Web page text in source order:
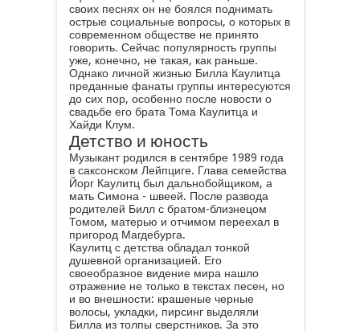
своих песнях он не боялся поднимать
острые социальные вопросы, о которых в
современном обществе не принято
говорить. Сейчас популярность группы
уже, конечно, не такая, как раньше.
Однако личной жизнью Билла Каулитца
преданные фанаты группы интересуются
до сих пор, особенно после новости о
свадьбе его брата Тома Каулитца и
Хайди Клум.
Детство и юность
Музыкант родился в сентябре 1989 года
в саксонском Лейпциге. Глава семейства
Йорг Каулитц был дальнобойщиком, а
мать Симона - швеей. После развода
родителей Билл с братом-близнецом
Томом, матерью и отчимом переехал в
пригород Магдебурга.
Каулитц с детства обладал тонкой
душевной организацией. Его
своеобразное видение мира нашло
отражение не только в текстах песен, но
и во внешности: крашеные черные
волосы, укладки, пирсинг выделяли
Билла из толпы сверстников. За это